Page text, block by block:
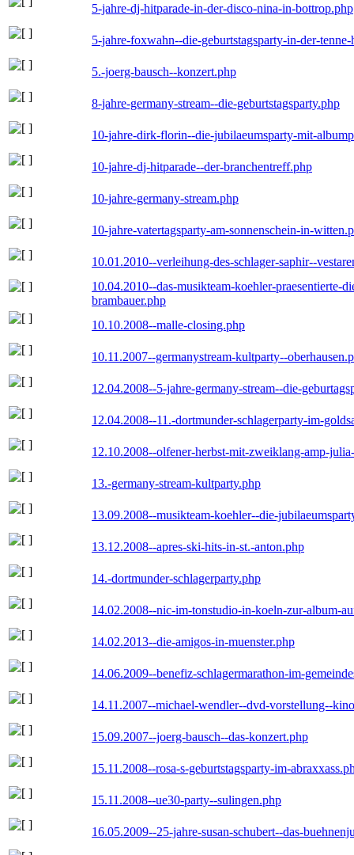
5-jahre-dj-hitparade-in-der-disco-nina-in-bottrop.php
5-jahre-foxwahn--die-geburtstagsparty-in-der-tenne-
5.-joerg-bausch--konzert.php
8-jahre-germany-stream--die-geburtstagsparty.php
10-jahre-dirk-florin--die-jubilaeumsparty-mit-
10-jahre-dj-hitparade--der-branchentreff.php
10-jahre-germany-stream.php
10-jahre-vatertagsparty-am-sonnenschein-in-
10.01.2010--verleihung-des-schlager-saphir--
10.04.2010--das-musikteam-koehler-praesentierte-
brambauer.php
10.10.2008--malle-closing.php
10.11.2007--germanystream-kultparty--
12.04.2008--5-jahre-germany-stream--die-
12.04.2008--11.-dortmunder-schlagerparty-im-
12.10.2008--olfener-herbst-mit-zweiklang-amp-
13.-germany-stream-kultparty.php
13.09.2008--musikteam-koehler--die-
13.12.2008--apres-ski-hits-in-st.-anton.php
14.-dortmunder-schlagerparty.php
14.02.2008--nic-im-tonstudio-in-koeln-zur-album-
14.02.2013--die-amigos-in-muenster.php
14.06.2009--benefiz-schlagermarathon-im-
14.11.2007--michael-wendler--dvd-vorstellung--
15.09.2007--joerg-bausch--das-konzert.php
15.11.2008--rosa-s-geburtstagsparty-im-
15.11.2008--ue30-party--sulingen.php
16.05.2009--25-jahre-susan-schubert--das-